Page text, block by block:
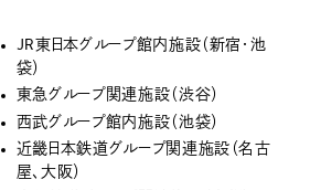
JR東日本グループ館内施設（新宿・池
袋）
東急グループ関連施設（渋谷）
西武グループ館内施設（池袋）
近畿日本鉄道グループ関連施設（名古
屋、大阪）